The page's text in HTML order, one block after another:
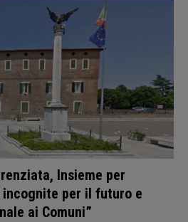
Insieme per
incognite per il futuro e
ai Comuni”